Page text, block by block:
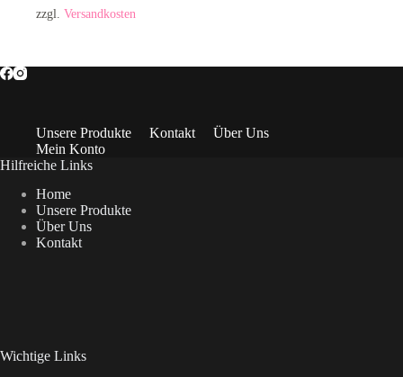
zzgl. Versandkosten
Unsere Produkte Kontakt
Über Uns
Mein Konto
Hilfreiche Links
Home
Unsere Produkte
Über Uns
Kontakt
Wichtige Links